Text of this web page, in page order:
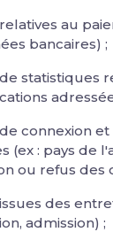
au
bancaires) ;
statistiques
connexion
(ex : pays de
ou refus des
des
admission) ;